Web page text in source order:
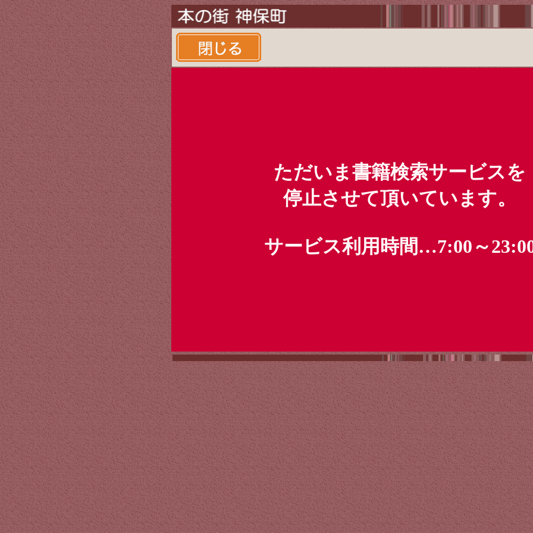
ただいま書籍検索サービスを
停止させて頂いています。
サービス利用時間…7:00～